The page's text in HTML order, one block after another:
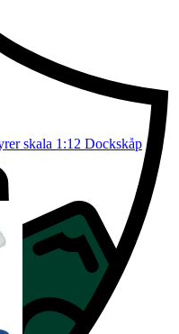
skala 1:12 Dockskåp